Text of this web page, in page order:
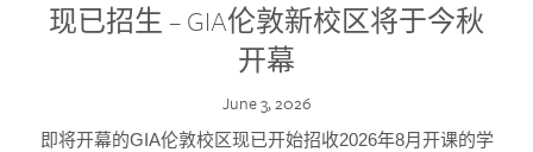
现已招生 – GIA伦敦新校区将于今秋
开幕
June 3, 2026
即将开幕的GIA伦敦校区现已开始招收2026年8月开课的学